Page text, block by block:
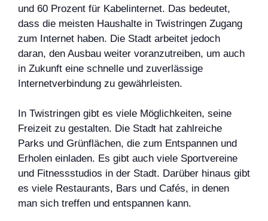
und 60 Prozent für Kabelinternet. Das bedeutet,
dass die meisten Haushalte in Twistringen Zugang
zum Internet haben. Die Stadt arbeitet jedoch
daran, den Ausbau weiter voranzutreiben, um auch
in Zukunft eine schnelle und zuverlässige
Internetverbindung zu gewährleisten.
In Twistringen gibt es viele Möglichkeiten, seine
Freizeit zu gestalten. Die Stadt hat zahlreiche
Parks und Grünflächen, die zum Entspannen und
Erholen einladen. Es gibt auch viele Sportvereine
und Fitnessstudios in der Stadt. Darüber hinaus gibt
es viele Restaurants, Bars und Cafés, in denen
man sich treffen und entspannen kann.